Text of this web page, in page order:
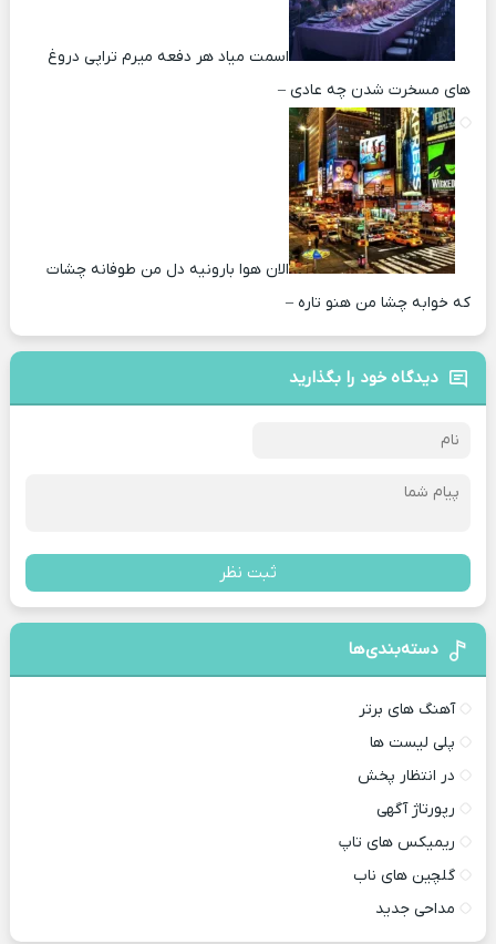
اسمت میاد هر دفعه میرم تراپی دروغ‌
های مسخرت شدن چه عادی –
الان هوا بارونیه دل من طوفانه چشات
که خوابه چشا من هنو تاره –
دیدگاه خود را بگذارید
ثبت نظر
دسته‌بندی‌ها
آهنگ های برتر
پلی لیست ها
در انتظار پخش
رپورتاژ آگهی
ریمیکس های تاپ
گلچین های ناب
مداحی جدید